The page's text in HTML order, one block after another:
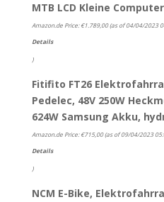
MTB LCD Kleine
Amazon.de Price:€1.789,00(as of 04/04/2023
Details
)
Fitifito FT26
Pedelec, 48V 250W
624W Samsung Akku,
Amazon.de Price:€715,00(as of 09/04/2023
Details
)
NCM E-Bike,